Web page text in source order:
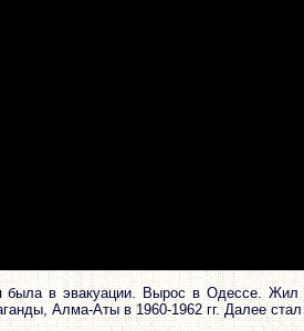
была в эвакуации. Вырос в Одессе.
Алма-Аты в 1960-1962 гг. Далее